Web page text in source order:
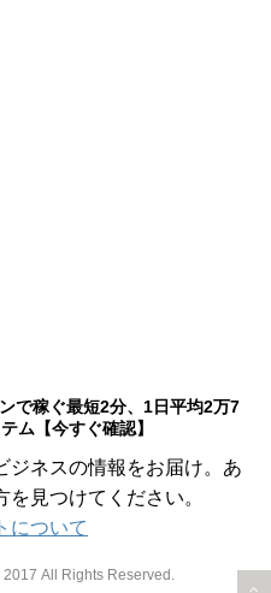
で稼ぐ最短2分、1日平均2万7
ム【今すぐ確認】
ジネスの情報をお届け。あ
見つけてください。
について
All Rights Reserved.